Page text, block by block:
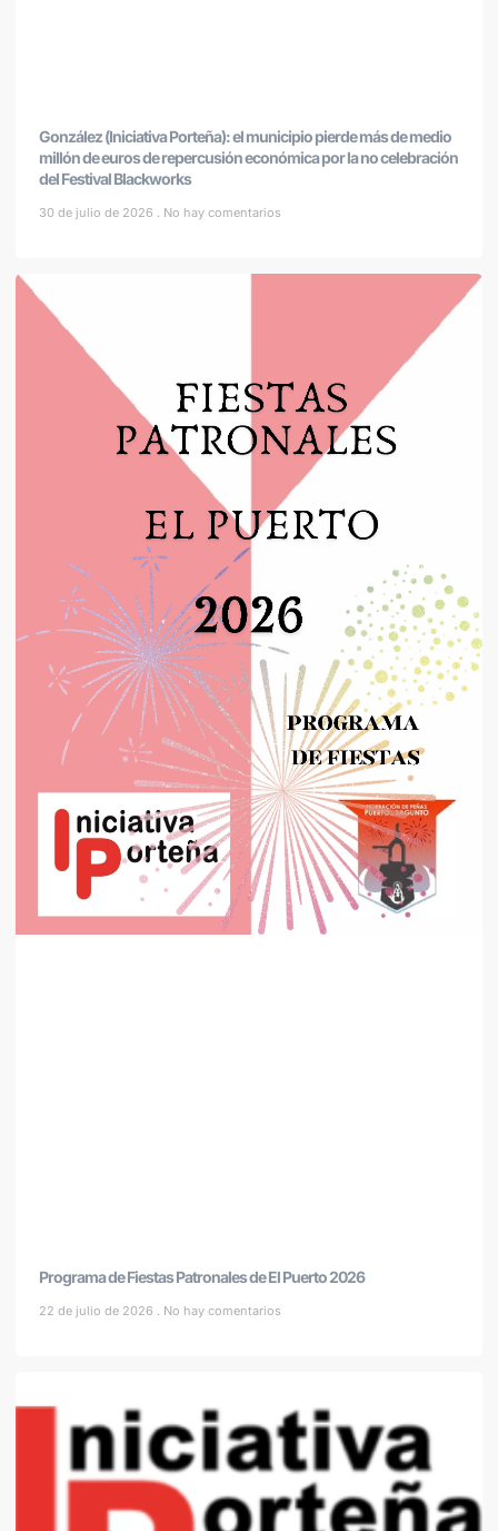
González (Iniciativa Porteña): el municipio pierde más de medio
millón de euros de repercusión económica por la no celebración
del Festival Blackworks
30 de julio de 2026 No hay comentarios
Programa de Fiestas Patronales de El Puerto 2026
22 de julio de 2026 No hay comentarios